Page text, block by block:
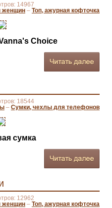
14967
женщин – Топ, ажурная кофточка
Choice
18544
– Сумки, чехлы для телефонов
сумка
12962
женщин – Топ, ажурная кофточка